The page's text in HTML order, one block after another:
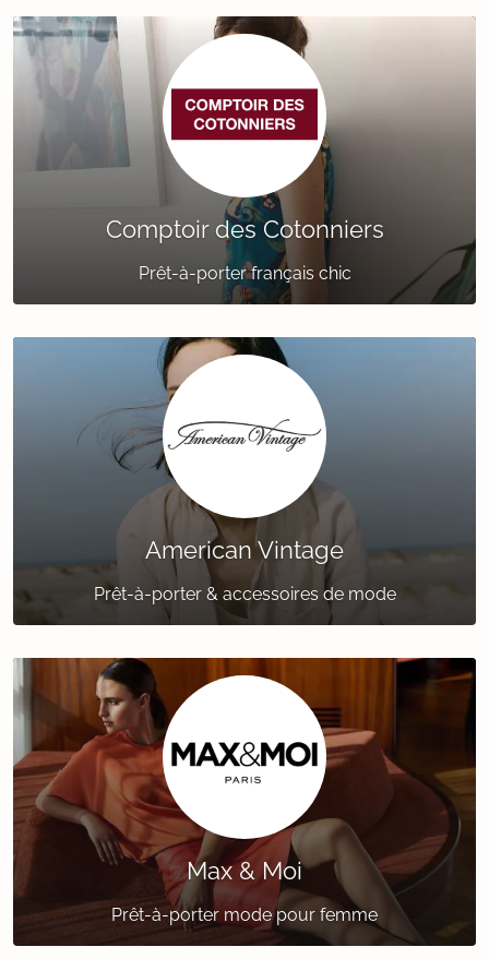
Comptoir des Cotonniers
Prêt-à-porter français chic
American Vintage
Prêt-à-porter & accessoires de mode
Max & Moi
Prêt-à-porter mode pour femme